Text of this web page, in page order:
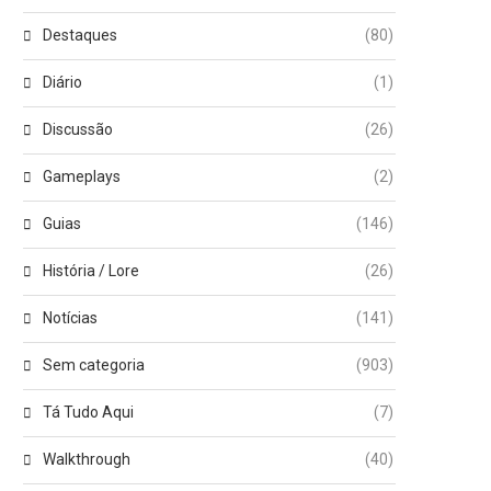
Destaques (80)
Diário (1)
Discussão (26)
Gameplays (2)
Guias (146)
História / Lore (26)
Notícias (141)
Sem categoria (903)
Tá Tudo Aqui (7)
Walkthrough (40)